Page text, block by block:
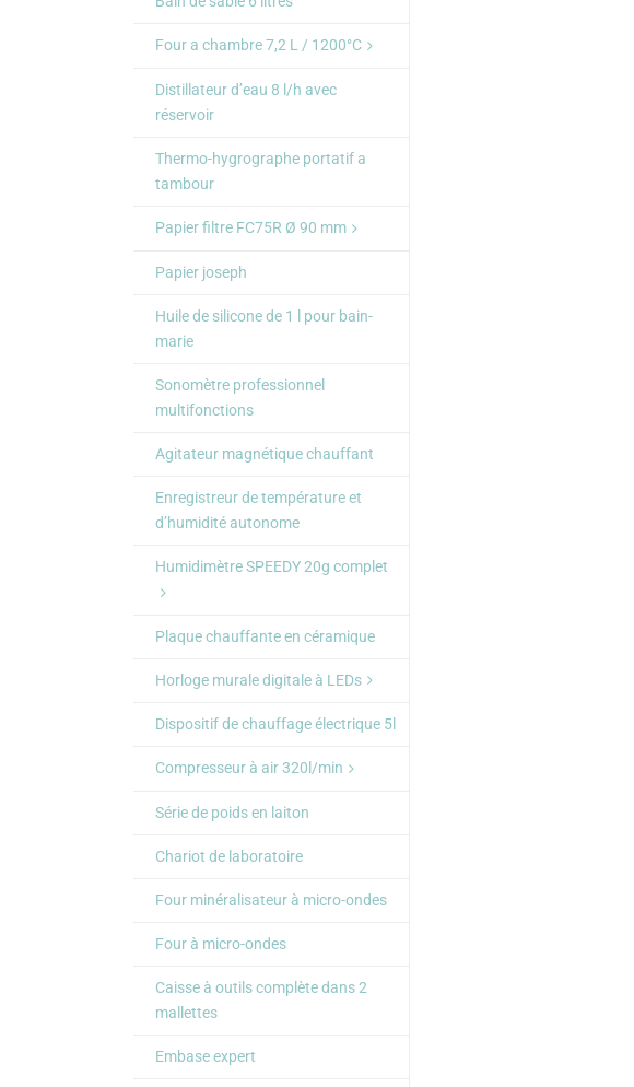
Four a chambre 7,2 L / 1200°C
Distillateur d’eau 8 l/h avec
réservoir
Thermo-hygrographe portatif a
tambour
Papier filtre FC75R Ø 90 mm
Papier joseph
Huile de silicone de 1 l pour bain-
marie
Sonomètre professionnel
multifonctions
Agitateur magnétique chauffant
Enregistreur de température et
d’humidité autonome
Humidimètre SPEEDY 20g complet
Plaque chauffante en céramique
Horloge murale digitale à LEDs
Dispositif de chauffage électrique 5l
Compresseur à air 320l/min
Série de poids en laiton
Chariot de laboratoire
Four minéralisateur à micro-ondes
Four à micro-ondes
Caisse à outils complète dans 2
mallettes
Embase expert